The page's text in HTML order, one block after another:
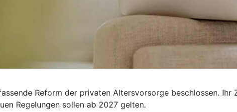
Reform der privaten Altersvorsorge beschlossen.
Regelungen sollen ab 2027 gelten.